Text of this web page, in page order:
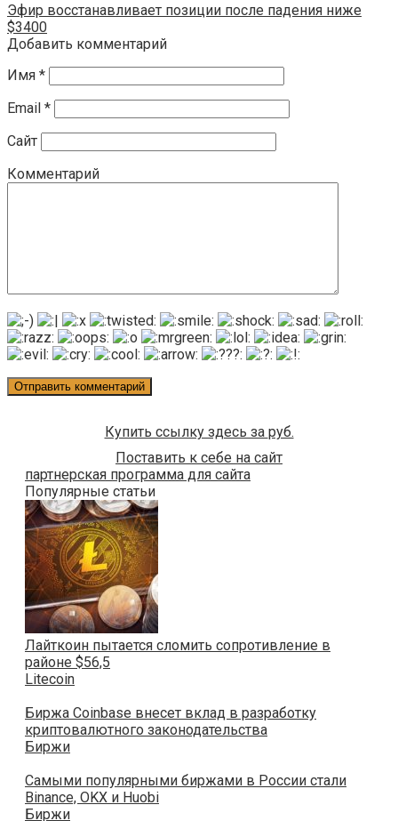
Эфир восстанавливает позиции после падения ниже
$3400
Добавить комментарий
Имя *
Email *
Сайт
Комментарий
Купить ссылку здесь за руб.
Поставить к себе на сайт
партнерская программа для сайта
Популярные статьи
Лайткоин пытается сломить сопротивление в
районе $56,5
Litecoin
Биржа Coinbase внесет вклад в разработку
криптовалютного законодательства
Биржи
Самыми популярными биржами в России стали
Binance, OKX и Huobi
Биржи